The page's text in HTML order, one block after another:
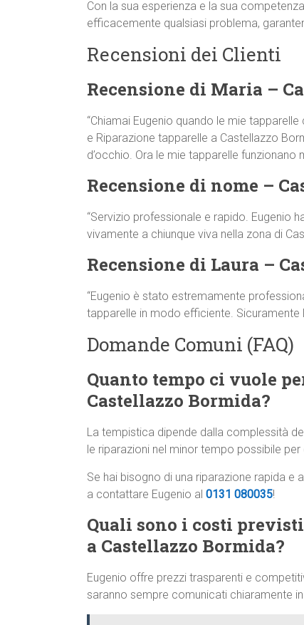
Con la sua esperienza e la sua
efficacemente qualsiasi problema,
Recensioni dei Clienti
Recensione di Maria –
“Chiamai Eugenio quando le mie
e Riparazione tapparelle a Castellazzo
d’occhio. Ora le mie tapparelle funzionano
Recensione di nome –
“Servizio professionale e rapido. Eugenio
vivamente a chiunque viva nella zona di
Recensione di Laura –
“Eugenio è stato estremamente
tapparelle in modo efficiente.
Domande Comuni (FAQ)
Quanto tempo ci vuole
Castellazzo Bormida?
La tempistica dipende dalla complessità
le riparazioni nel minor tempo possibile
Se hai bisogno di una riparazione rapida e
a contattare Eugenio al 0131 080035!
Quali sono i costi
a Castellazzo Bormida?
Eugenio offre prezzi trasparenti e
saranno sempre comunicati chiaramente